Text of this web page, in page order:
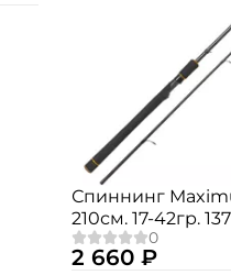
Спиннинг
210см. 17-42гр.
MSRE21MH
2 660 ₽
ФИО: